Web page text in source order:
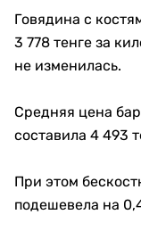
Говядина с
3 778 тенге за
не изменилась.
Средняя цена
составила 4 493
При этом
подешевела на